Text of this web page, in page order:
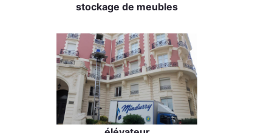
stockage de meubles